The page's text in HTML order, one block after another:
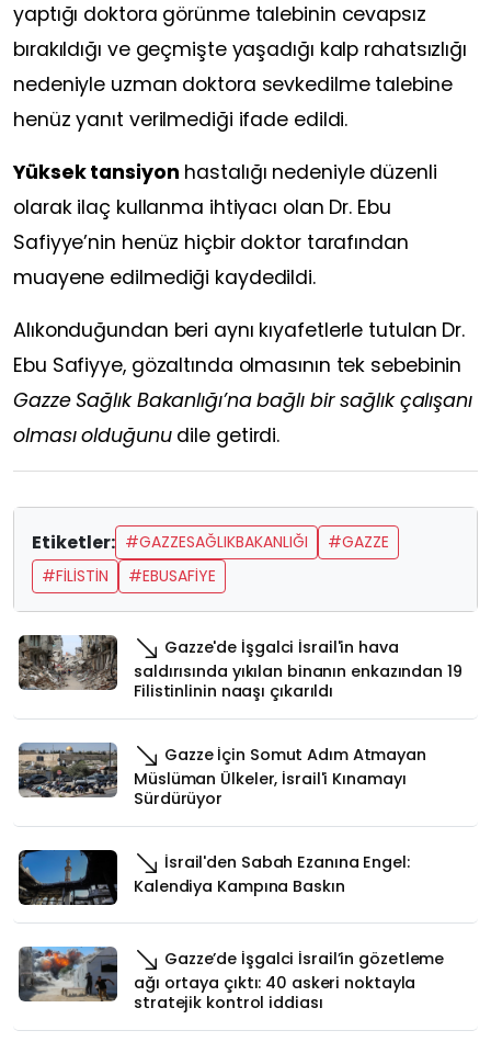
yaptığı doktora görünme talebinin cevapsız
bırakıldığı ve geçmişte yaşadığı kalp rahatsızlığı
nedeniyle uzman doktora sevkedilme talebine
henüz yanıt verilmediği ifade edildi.
Yüksek tansiyon hastalığı nedeniyle düzenli
olarak ilaç kullanma ihtiyacı olan Dr. Ebu
Safiyye’nin henüz hiçbir doktor tarafından
muayene edilmediği kaydedildi.
Alıkonduğundan beri aynı kıyafetlerle tutulan Dr.
Ebu Safiyye, gözaltında olmasının tek sebebinin
Gazze Sağlık Bakanlığı’na bağlı bir sağlık çalışanı
olması olduğunudile getirdi.
Etiketler: #GAZZESAĞLIKBAKANLIĞI
#GAZZE
#FILISTIN
#EBUSAFIYE
Gazze'de İşgalci İsrail'in hava
saldırısında yıkılan binanın enkazından 19
Filistinlinin naaşı çıkarıldı
Gazze İçin Somut Adım Atmayan
Müslüman Ülkeler, İsrail'i Kınamayı
Sürdürüyor
İsrail'den Sabah Ezanına Engel:
Kalendiya Kampına Baskın
Gazze’de İşgalci İsrail’in gözetleme
ağı ortaya çıktı: 40 askeri noktayla
stratejik kontrol iddiası